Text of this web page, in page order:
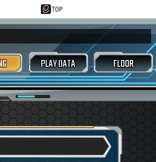
トラックセレクト画面
レンジ
PLAY DATA
好敵手
FLOOR